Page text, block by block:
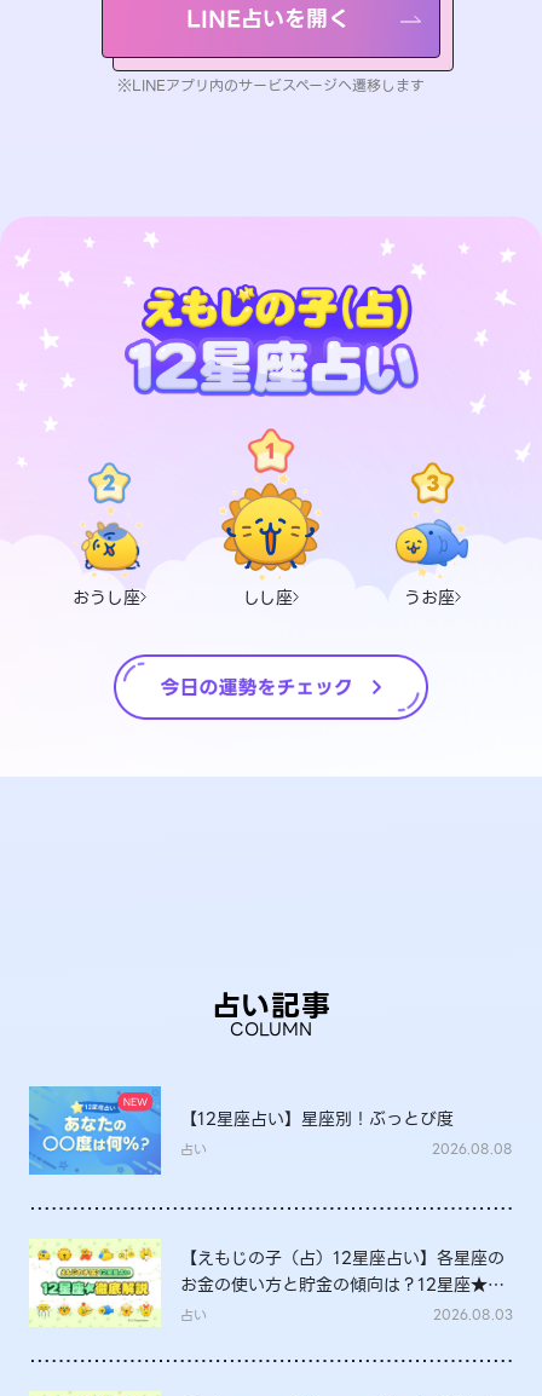
LINE占いを開く
※LINEアプリ内のサービスページへ遷移します
おうし座 しし座 うお座
占い記事
COLUMN
【12星座占い】星座別！ぶっとび度
占い 2026.08.08
【えもじの子（占）12星座占い】各星座の
お金の使い方と貯金の傾向は？12星座★徹
底解説
占い 2026.08.03